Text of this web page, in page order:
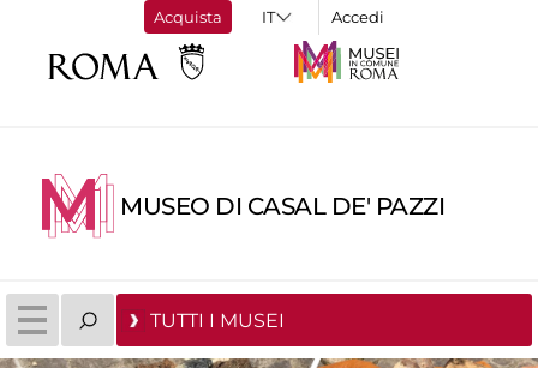
Acquista Accedi
MUSEO DI CASAL DE' PAZZI
TUTTI I MUSEI